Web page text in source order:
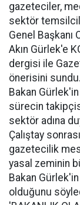
gazeteciler,
sektör
Genel Başkanı
Akın Gürlek'e
dergisi ile
önerisini sundu.
Bakan
sürecin
sektör adına
Çalıştay
gazetecilik
yasal zeminin
Bakan
olduğunu